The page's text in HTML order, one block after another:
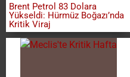
Brent Petrol 83 Dolara
Yükseldi: Hürmüz Boğazı’nda
Kritik Viraj